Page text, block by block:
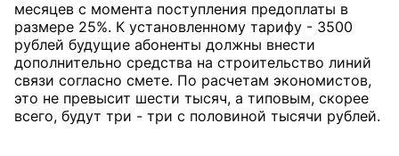
месяцев с момента поступления предоплаты в
размере 25%. К установленному тарифу - 3500
рублей будущие абоненты должны внести
дополнительно средства на строительство линий
связи согласно смете. По расчетам экономистов,
это не превысит шести тысяч, а типовым, скорее
всего, будут три - три с половиной тысячи рублей.